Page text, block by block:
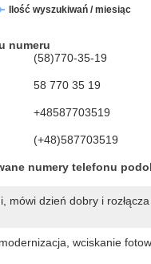
Ilość wyszukiwań / miesiąc
numeru
(58)770-35-19
58 770 35 19
+48587703519
(+48)587703519
numery telefonu
mówi dzień dobry i
wciskanie